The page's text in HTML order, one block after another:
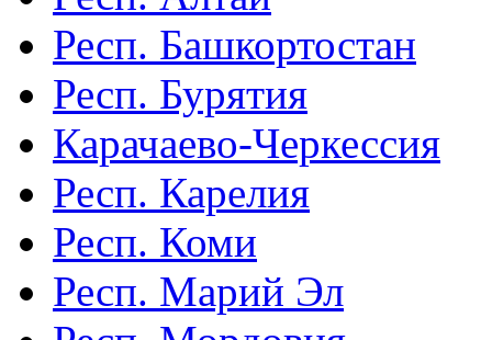
Респ. Башкортостан
Респ. Бурятия
Карачаево-Черкессия
Респ. Карелия
Респ. Коми
Респ. Марий Эл